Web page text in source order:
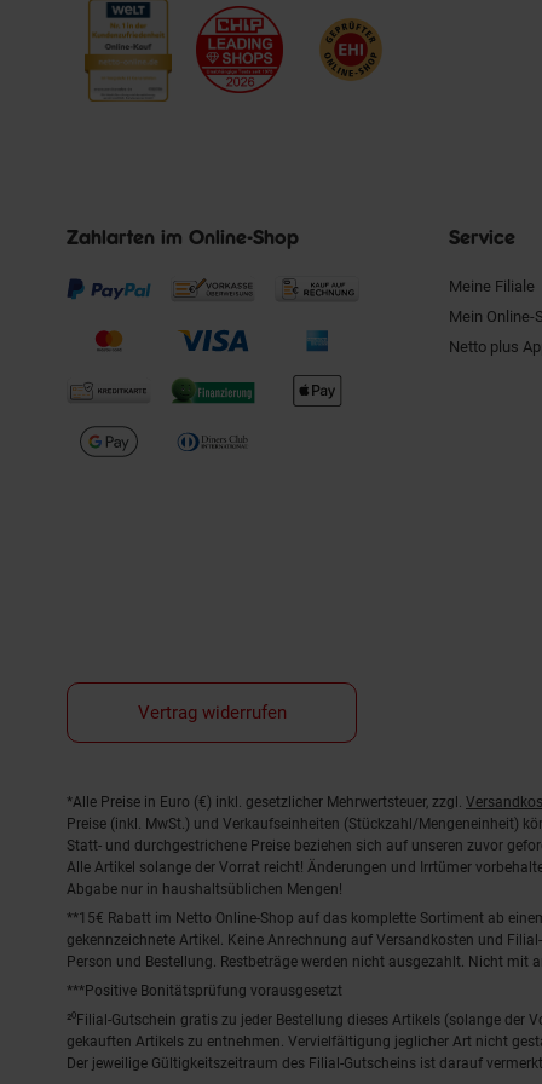
Zahlarten im Online-Shop Service
Meine Filiale
Mein Online-
Netto plus
Vertrag widerrufen
Fußnoten
*Alle Preise in Euro (€) inkl. gesetzlicher Mehrwertsteuer, zzgl.
Preise (inkl. MwSt.) und Verkaufseinheiten (Stückzahl/Mengeneinheit)
Statt- und durchgestrichene Preise beziehen sich auf unseren zuvor
Alle Artikel solange der Vorrat reicht! Änderungen und Irrtümer
Abgabe nur in haushaltsüblichen Mengen!
**15€ Rabatt im Netto Online-Shop auf das komplette Sortiment ab
gekennzeichnete Artikel. Keine Anrechnung auf Versandkosten und
Person und Bestellung. Restbeträge werden nicht ausgezahlt. Nicht mit
***Positive Bonitätsprüfung vorausgesetzt
²⁰Filial-Gutschein gratis zu jeder Bestellung dieses Artikels (solange
gekauften Artikels zu entnehmen. Vervielfältigung jeglicher Art nicht
Der jeweilige Gültigkeitszeitraum des Filial-Gutscheins ist darauf